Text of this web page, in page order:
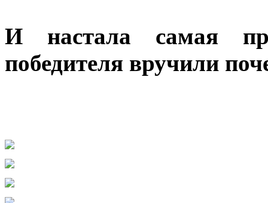
И настала самая
победителя вручили